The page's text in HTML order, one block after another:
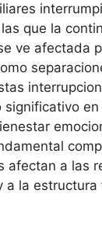
que la
ve afectada
significativo
afectan a las
a la estructura